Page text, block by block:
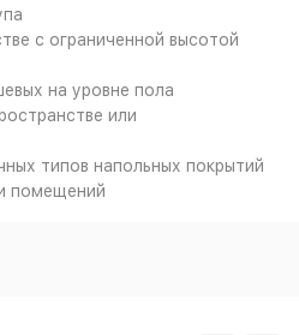
с ограниченной высотой
на уровне пола
или
типов напольных покрытий
помещений